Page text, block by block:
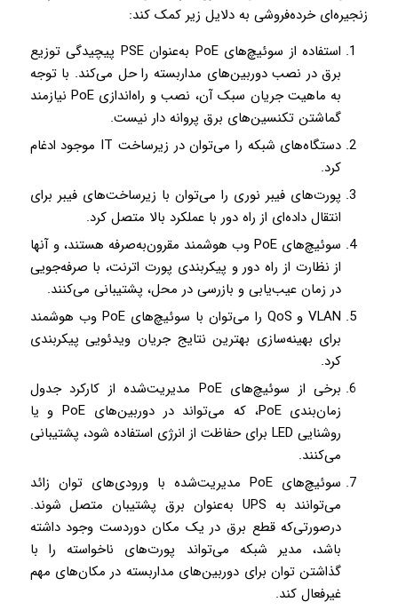
زنجیره‌ای خرده‌فروشی به دلایل زیر کمک کند:
استفاده از سوئیچ‌های PoE به‌عنوان PSE پیچیدگی توزیع
برق در نصب دوربین‌های مداربسته را حل می‌کند. با توجه
به ماهیت جریان سبک آن، نصب و راه‌اندازی PoE نیازمند
گماشتن تکنسین‌های برق پروانه دار نیست.
دستگاه‌های شبکه را می‌توان در زیرساخت IT موجود ادغام
کرد.
پورت‌های فیبر نوری را می‌توان با زیرساخت‌های فیبر برای
انتقال داده‌ای از راه دور با عملکرد بالا متصل کرد.
سوئیچ‌های PoE وب هوشمند مقرون‌به‌صرفه هستند، و آنها
از نظارت از راه دور و پیکربندی پورت اترنت، با صرفه‌جویی
در زمان عیب‌یابی و بازرسی در محل، پشتیبانی می‌کنند.
VLAN و QoS را می‌توان با سوئیچ‌های PoE وب هوشمند
برای بهینه‌سازی بهترین نتایج جریان ویدئویی پیکربندی
کرد.
برخی از سوئیچ‌های PoE مدیریت‌شده از کارکرد جدول
زمان‌بندی ­PoE­، که می‌تواند در دوربین‌های ­PoE­ و یا
روشنایی LED برای حفاظت از انرژی استفاده شود، پشتیبانی
می‌کنند.
سوئیچ‌های PoE مدیریت‌شده با ورودی‌های توان زائد
می‌توانند به UPS به‌عنوان برق پشتیبان متصل شوند.
درصورتی‌که قطع برق در یک مکان دوردست وجود داشته
باشد، مدیر شبکه می‌تواند پورت‌های ناخواسته را با
گذاشتن توان برای دوربین‌های مداربسته در مکان‌های مهم
غیرفعال کند.